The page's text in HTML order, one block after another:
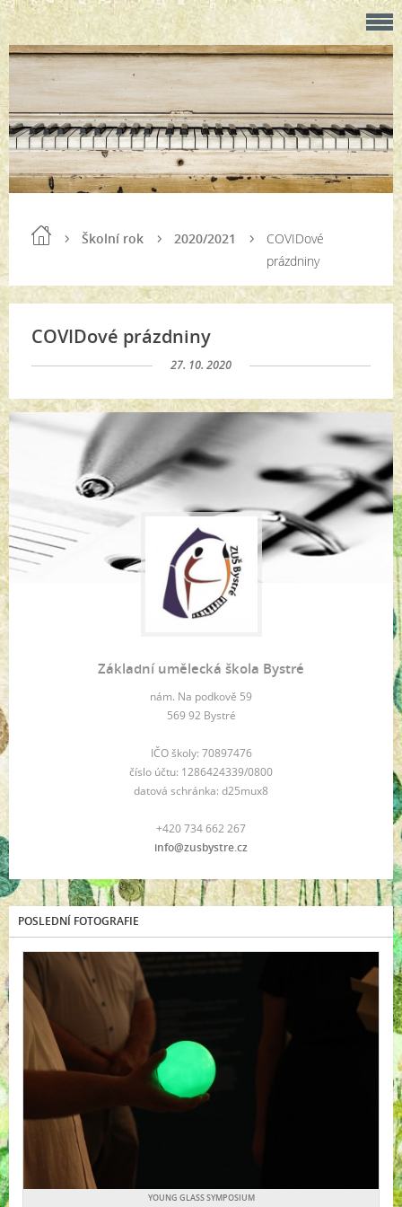
Školní rok 2020/2021
COVIDové
prázdniny
COVIDové prázdniny
27. 10. 2020
Základní umělecká škola Bystré
nám. Na podkově 59
569 92 Bystré
IČO školy: 70897476
číslo účtu: 1286424339/0800
datová schránka: d25mux8
+420 734 662 267
info@zusbystre.cz
POSLEDNÍ FOTOGRAFIE
YOUNG GLASS SYMPOSIUM